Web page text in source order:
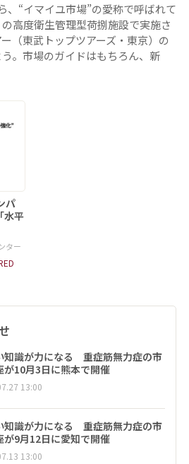
“イマイユ市場”の愛称で呼ばれて
高度衛生管理型荷捌施設で実施さ
（東武トップツアーズ・東京）の
。市場のガイドはもちろん、新
パ
水平
ター
知識が力になる 重症筋無力症の市
が10月3日に熊本で開催
13:00
知識が力になる 重症筋無力症の市
が9月12日に愛知で開催
13:00